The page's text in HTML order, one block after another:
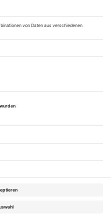
Vetter
Robert Hunger-Bühler
von Shakespeares
tobte, aber eine seltsam
nämlich das im Untertitel
Robert Hunger-Bühler den
Frack. Er schien wie die in
Gäste sein Leben als
Newsletter